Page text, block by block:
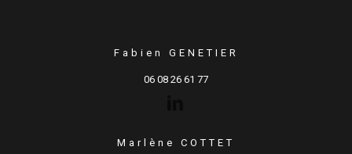
Fabien GENETIER
06 08 26 61 77
Marlène COTTET